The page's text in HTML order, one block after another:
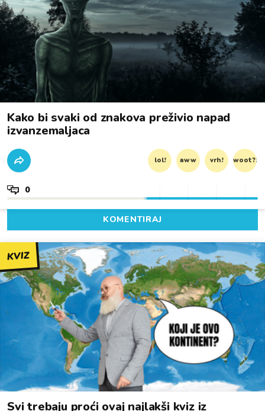
Kako bi svaki od znakova preživio napad
izvanzemaljaca
lol! aww vrh! woot?!
0
KOMENTIRAJ
KVIZ
Svi trebaju proći ovaj najlakši kviz iz